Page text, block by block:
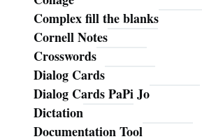
Complex fill the blanks
Cornell Notes
Crosswords
Dialog Cards
Dialog Cards PaPi Jo
Dictation
Documentation Tool